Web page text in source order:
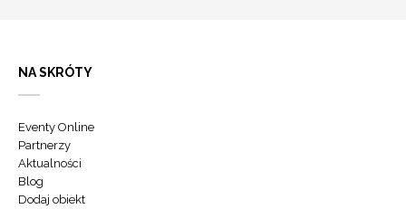
NA SKRÓTY
Eventy Online
Partnerzy
Aktualności
Blog
Dodaj obiekt